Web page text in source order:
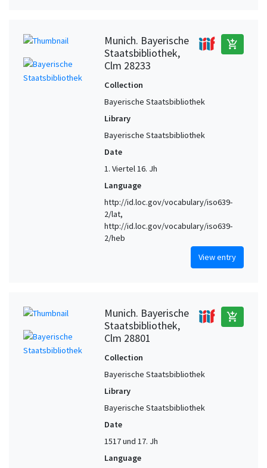
Munich. Bayerische
Staatsbibliothek,
Clm 28233
add_shopping_cart
Collection
Bayerische Staatsbibliothek
Library
Bayerische Staatsbibliothek
Date
1. Viertel 16. Jh
Language
http://id.loc.gov/vocabulary/iso639-
2/lat,
http://id.loc.gov/vocabulary/iso639-
2/heb
View entry
Munich. Bayerische
Staatsbibliothek,
Clm 28801
add_shopping_cart
Collection
Bayerische Staatsbibliothek
Library
Bayerische Staatsbibliothek
Date
1517 und 17. Jh
Language